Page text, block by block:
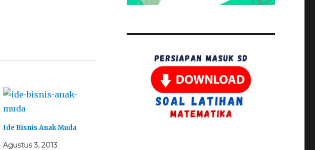
Ide Bisnis Anak Muda
Agustus 3, 2013